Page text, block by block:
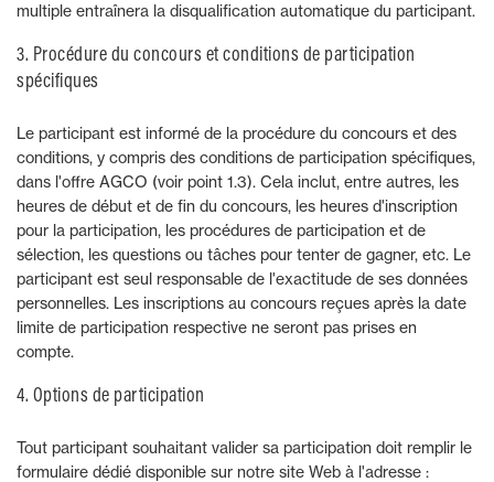
multiple entraînera la disqualification automatique du participant.
3. Procédure du concours et conditions de participation
spécifiques
Le participant est informé de la procédure du concours et des
conditions, y compris des conditions de participation spécifiques,
dans l'offre AGCO (voir point 1.3). Cela inclut, entre autres, les
heures de début et de fin du concours, les heures d'inscription
pour la participation, les procédures de participation et de
sélection, les questions ou tâches pour tenter de gagner, etc. Le
participant est seul responsable de l'exactitude de ses données
personnelles. Les inscriptions au concours reçues après la date
limite de participation respective ne seront pas prises en
compte.
4. Options de participation
Tout participant souhaitant valider sa participation doit remplir le
formulaire dédié disponible sur notre site Web à l'adresse :